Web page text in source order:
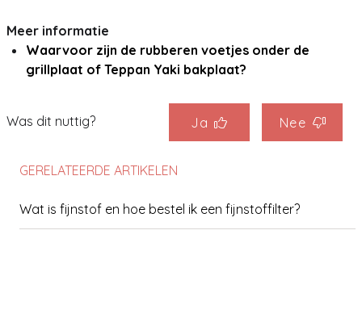
Meer informatie
Waarvoor zijn de rubberen voetjes onder de
grillplaat of Teppan Yaki bakplaat?
Was dit nuttig? Ja Nee
GERELATEERDE ARTIKELEN
Wat is fijnstof en hoe bestel ik een fijnstoffilter?